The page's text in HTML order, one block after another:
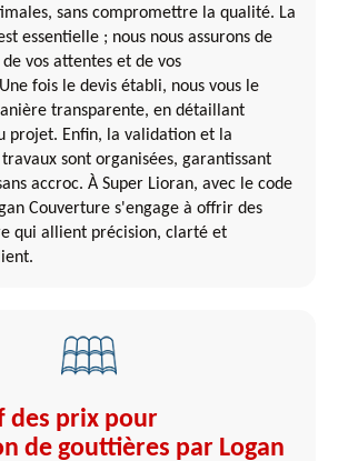
sans compromettre la qualité. La
essentielle ; nous nous assurons de
vos attentes et de vos
fois le devis établi, nous vous le
transparente, en détaillant
projet. Enfin, la validation et la
sont organisées, garantissant
accroc. À Super Lioran, avec le code
Couverture s'engage à offrir des
qui allient précision, clarté et
des prix pour
de gouttières par Logan